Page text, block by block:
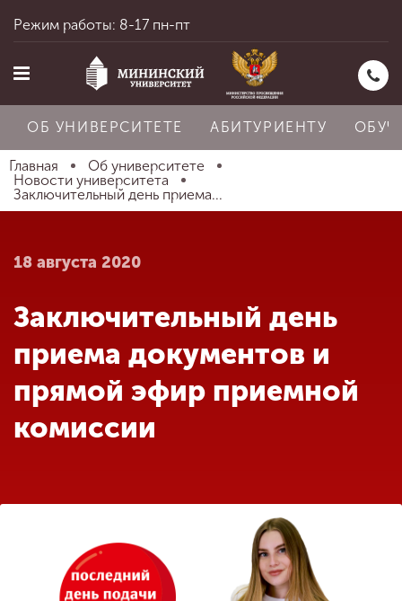
Главная
Абитуриенту
Обучение
деятельность
Режим работы: 8-17 пн-пт
ОБ УНИВЕРСИТЕТЕ АБИТУРИЕНТУ
Главная
Об университете
Новости университета
Заключительный день приема...
18 августа 2020
Заключительный день
приема документов и
прямой эфир приемной
комиссии